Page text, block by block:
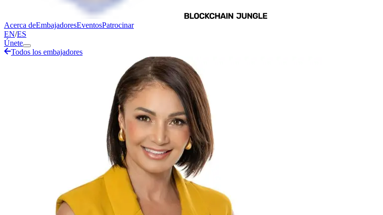
Acerca deEmbajadoresEventosPatrocinar
EN/ES
Únete
Todos los embajadores